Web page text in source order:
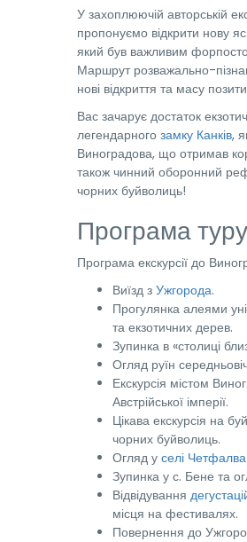
У захоплюючій авторській
пропонуємо відкрити нову
який був важливим
Маршрут розважально-
нові відкриття та масу
Вас зачарує достаток
легендарного замку Канків,
Виноградова, що отримав
також чинний оборонний
чорних буйволиць!
Програма туру
Програма екскурсії до
Виїзд з Ужгорода.
Прогулянка алеями
та екзотичних дерев.
Зупинка в «столиці
Огляд руїн
Екскурсія містом
Австрійської імперії.
Цікава екскурсія на
чорних буйволиць.
Огляд у селі Четфалва
Зупинка у с. Бене та
Відвідування
місця на фестивалях.
Повернення до